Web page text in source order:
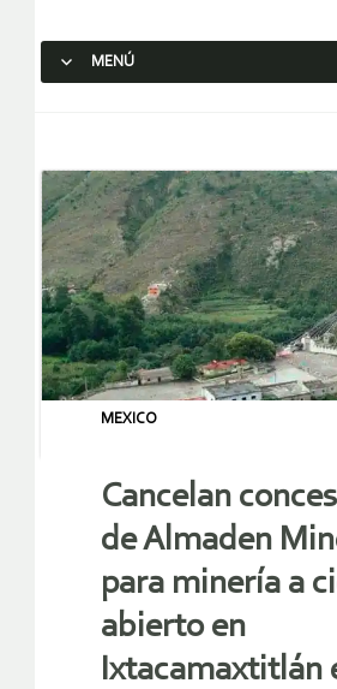
MENÚ
MEXICO
Cancelan
de Almaden
para minería a
abierto en
Ixtacamaxtitlán